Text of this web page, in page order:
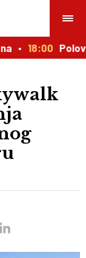
18:00